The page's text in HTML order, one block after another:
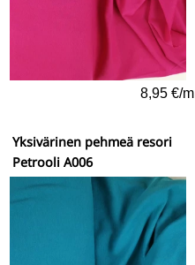
8,95 €/m
Yksivärinen pehmeä resori
Petrooli A006